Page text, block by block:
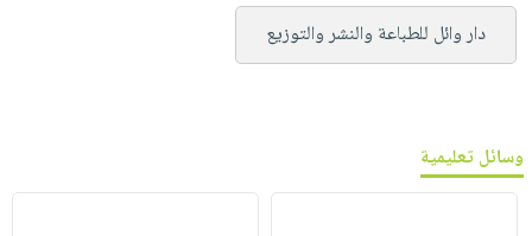
دار وائل للطباعة والنشر والتوزيع
وسائل تعليمية